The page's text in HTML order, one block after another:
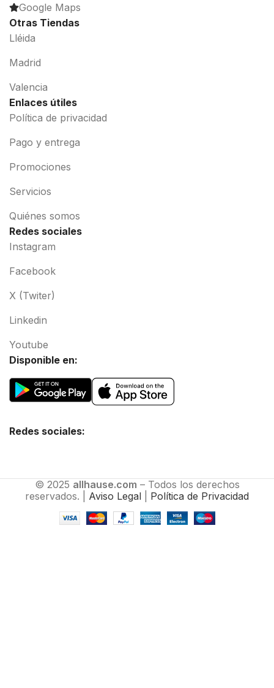
Google Maps
Otras Tiendas
Lléida
Madrid
Valencia
Enlaces útiles
Política de privacidad
Pago y entrega
Promociones
Servicios
Quiénes somos
Redes sociales
Instagram
Facebook
X (Twiter)
Linkedin
Youtube
Disponible en:
Redes sociales:
© 2025 allhause.com – Todos los derechos
reservados. | Aviso Legal Política de Privacidad